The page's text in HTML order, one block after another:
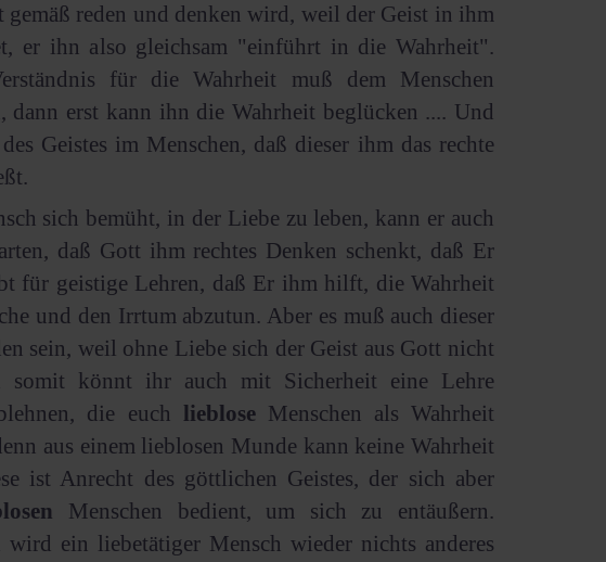
gemäß reden und denken wird, weil der Geist in ihm
er ihn also gleichsam "einführt in die Wahrheit".
für die Wahrheit muß dem Menschen
dann erst kann ihn die Wahrheit beglücken .... Und
Geistes im Menschen, daß dieser ihm das rechte
sich bemüht, in der Liebe zu leben, kann er auch
daß Gott ihm rechtes Denken schenkt, daß Er
für geistige Lehren, daß Er ihm hilft, die Wahrheit
und den Irrtum abzutun. Aber es muß auch dieser
sein, weil ohne Liebe sich der Geist aus Gott nicht
somit könnt ihr auch mit Sicherheit eine Lehre
die euch liebloseMenschen als Wahrheit
aus einem lieblosen Munde kann keine Wahrheit
ist Anrecht des göttlichen Geistes, der sich aber
Menschen bedient, um sich zu entäußern.
wird ein liebetätiger Mensch wieder nichts anderes